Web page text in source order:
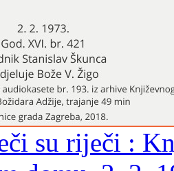
su riječi :